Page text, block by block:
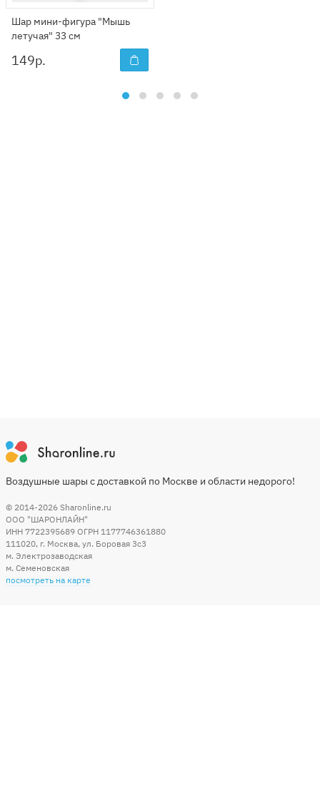
Шар мини-фигура "Мышь
летучая" 33 см
149р.
Воздушные шары с доставкой по Москве и области недорого!
© 2014-2026 Sharonline.ru
ООО "ШАРОНЛАЙН"
ИНН 7722395689 ОГРН 1177746361880
111020, г. Москва, ул. Боровая 3c3
м. Электрозаводская
м. Семеновская
посмотреть на карте